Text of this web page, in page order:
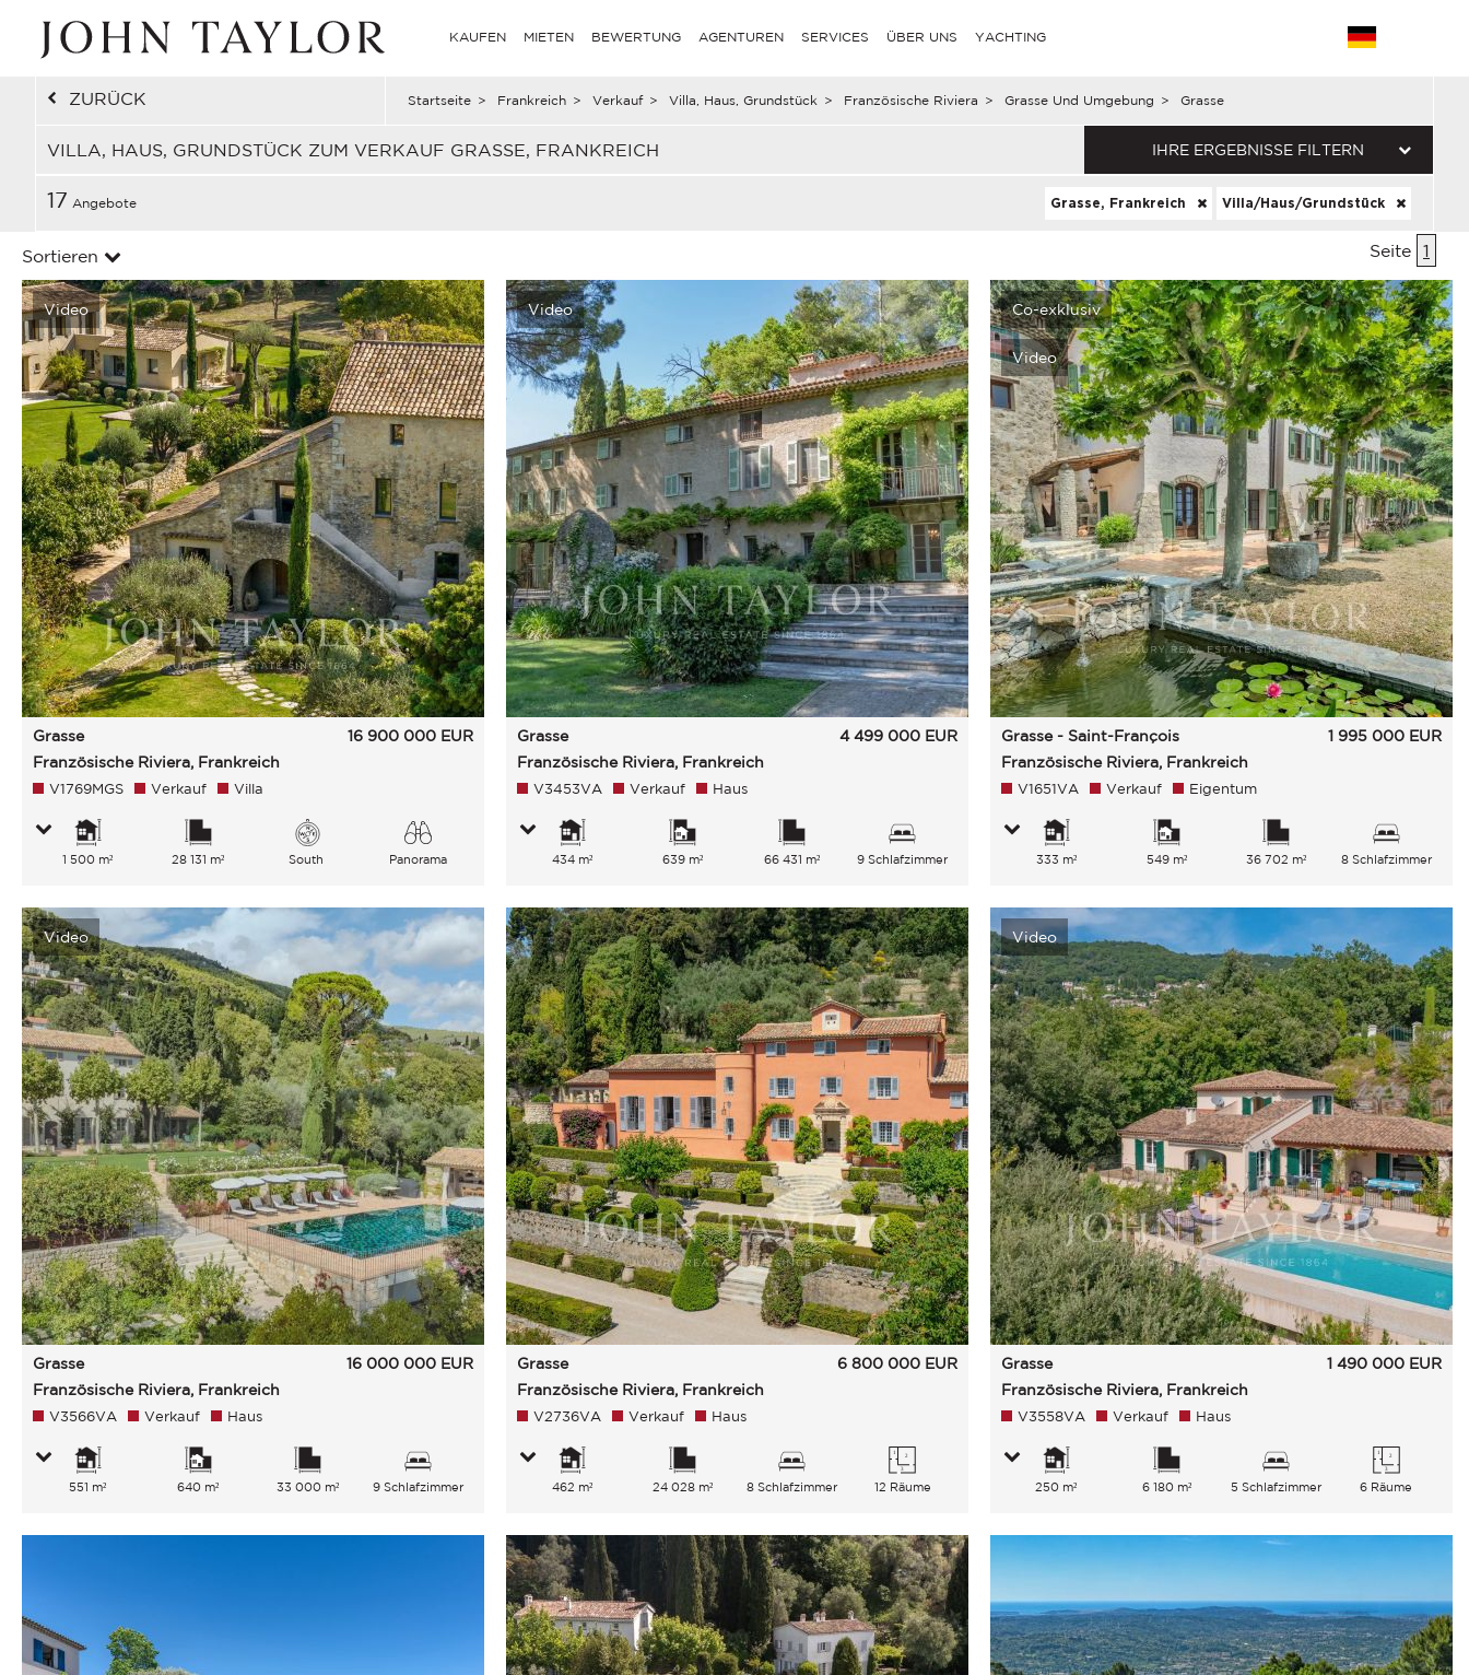
KAUFEN MIETEN BEWERTUNG AGENTUREN SERVICES ÜBER UNS YACHTING
ZURÜCK Startseite > Frankreich > Verkauf > Villa, Haus, Grundstück > Französische Riviera > Grasse Und Umgebung > Grasse
VILLA, HAUS, GRUNDSTÜCK ZUM VERKAUF GRASSE, FRANKREICH IHRE ERGEBNISSE FILTERN
17 Angebote Grasse, Frankreich Villa/Haus/Grundstück
Sortieren Seite 1
Video
Grasse
Französische Riviera, Frankreich
16 900 000 EUR
V1769MGS Verkauf Villa
1 500 m² 28 131 m² South
Panorama
Video
Grasse
Französische Riviera, Frankreich
4 499 000 EUR
V3453VA Verkauf Haus
434 m² 639 m² 66 431 m² 9 Schlafzimmer
Co-exklusiv
Video
Grasse - Saint-François
Französische Riviera, Frankreich
1 995 000 EUR
V1651VA Verkauf Eigentum
333 m² 549 m² 36 702 m² 8 Schlafzimmer
Video
Grasse
Französische Riviera, Frankreich
16 000 000 EUR
V3566VA Verkauf Haus
551 m² 640 m² 33 000 m² 9 Schlafzimmer
Grasse
Französische Riviera, Frankreich
6 800 000 EUR
V2736VA Verkauf Haus
462 m² 24 028 m² 8 Schlafzimmer 12 Räume
Video
Grasse
Französische Riviera, Frankreich
1 490 000 EUR
V3558VA Verkauf Haus
250 m² 6 180 m² 5 Schlafzimmer 6 Räume